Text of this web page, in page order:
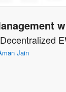
Jain